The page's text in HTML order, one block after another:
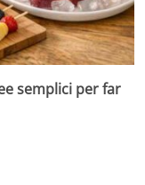
semplici per far